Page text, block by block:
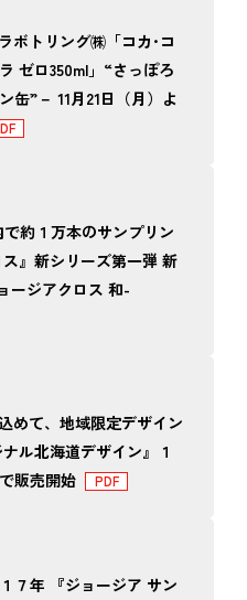
ボトリング㈱「コカ･コ
ゼロ350ml」“さっぽろ
缶”－ 11月21日（月）よ
約１万本のサンプリン
』新シリーズ第一弾 新
ージアクロス 和-
めて、地域限定デザイン
ル北海道デザイン』１
販売開始
７年 『ジョージア サン